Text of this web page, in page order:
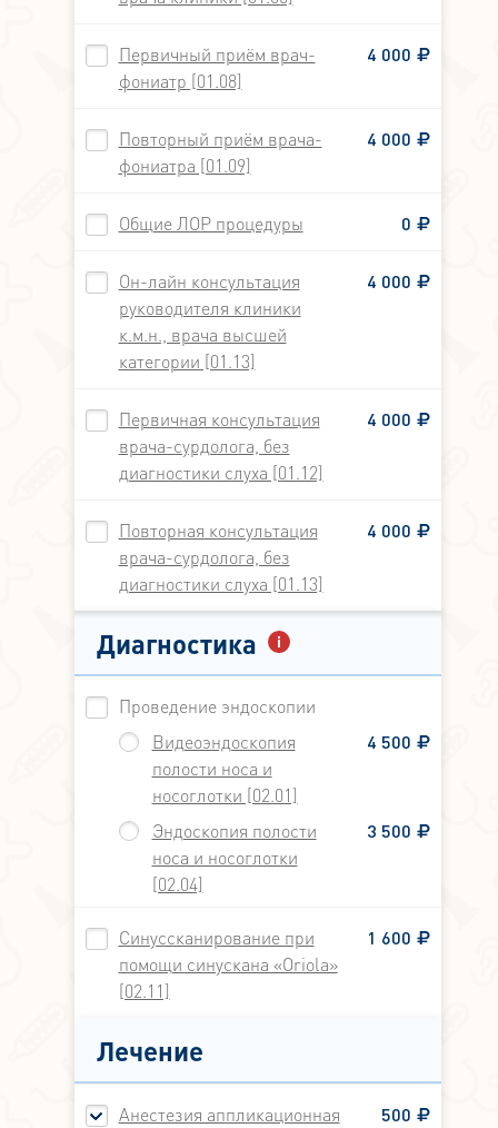
Первичный приём врач-
фониатр [01.08]
4 000
Повторный приём врача-
фониатра [01.09]
4 000
Общие ЛОР процедуры 0
Он-лайн консультация
руководителя клиники
к.м.н., врача высшей
категории [01.13]
4 000
Первичная консультация
врача-сурдолога, без
диагностики слуха [01.12]
4 000
Повторная консультация
врача-сурдолога, без
диагностики слуха [01.13]
4 000
Диагностика
Проведение эндоскопии
Видеоэндоскопия
полости носа и
носоглотки [02.01]
4 500
Эндоскопия полости
носа и носоглотки
[02.04]
3 500
Синуссканирование при
помощи синускана «Oriola»
[02.11]
1 600
Лечение
Анестезия аппликационная
500